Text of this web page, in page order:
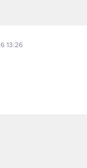
13:26